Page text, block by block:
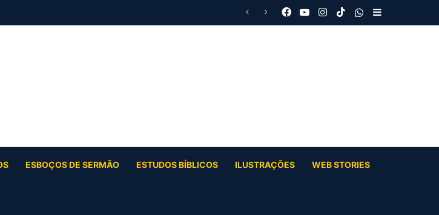
Facebook
YouTubeInstagram
TikTokWhatsApp
Barra Lateral
ESBOÇOS DE SERMÃO ESTUDOS BÍBLICOS ILUSTRAÇÕES WEB STORIES